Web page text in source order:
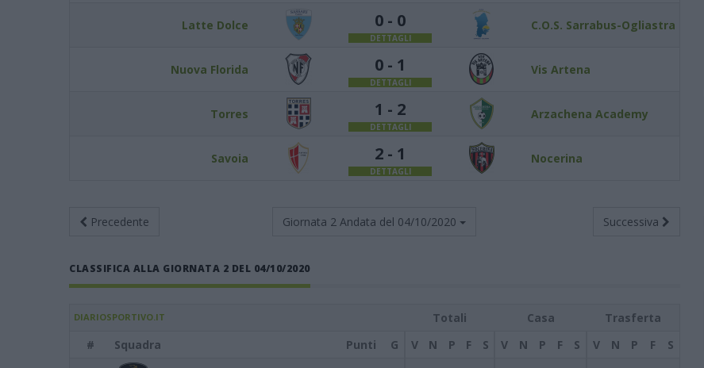
Latte Dolce 0 - 0
DETTAGLI
C.O.S. Sarrabus-Ogliastra
Nuova Florida 0 - 1
DETTAGLI
Vis Artena
Torres 1 - 2
DETTAGLI
Arzachena Academy
Savoia 2 - 1
DETTAGLI
Nocerina
Precedente Giornata 2 Andata del 04/10/2020 Successiva
CLASSIFICA ALLA GIORNATA 2 DEL 04/10/2020
DIARIOSPORTIVO.IT Totali Casa
Trasferta
#
Squadra Punti G V N P F S V N P F S V N P F S